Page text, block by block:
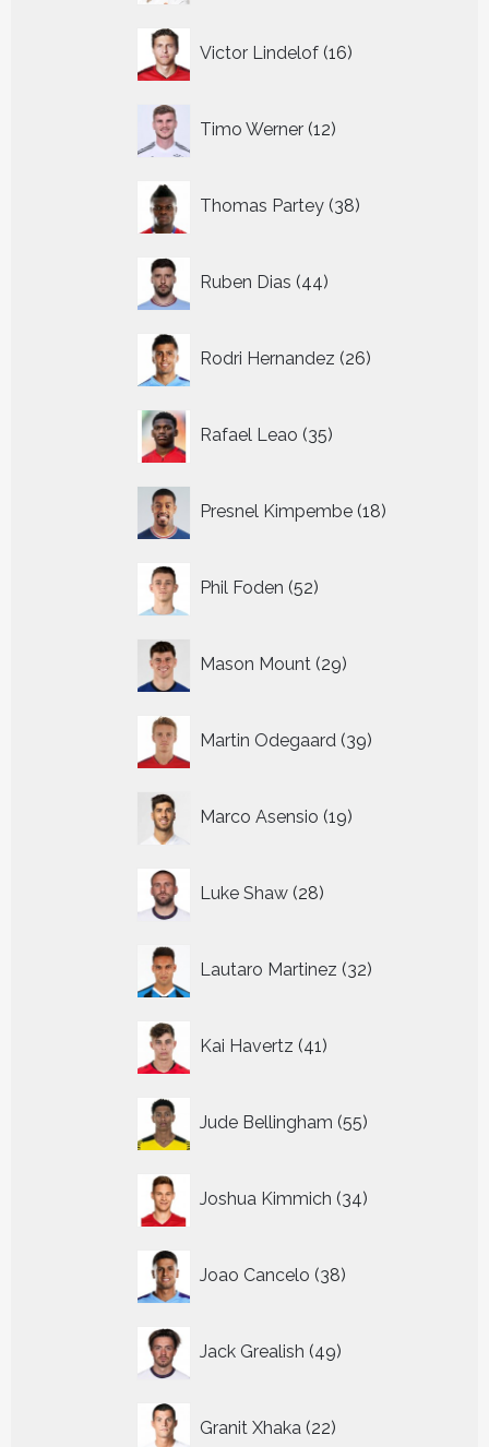
Victor Lindelof 16
producten
Timo Werner 12
producten
Thomas Partey 38
producten
Ruben Dias 44
producten
Rodri Hernandez 26
producten
Rafael Leao 35
producten
Presnel Kimpembe 18
producten
Phil Foden 52
producten
Mason Mount 29
producten
Martin Odegaard 39
producten
Marco Asensio 19
producten
Luke Shaw 28
producten
Lautaro Martinez 32
producten
Kai Havertz 41
producten
Jude Bellingham 55
producten
Joshua Kimmich 34
producten
Joao Cancelo 38
producten
Jack Grealish 49
producten
Granit Xhaka 22
producten